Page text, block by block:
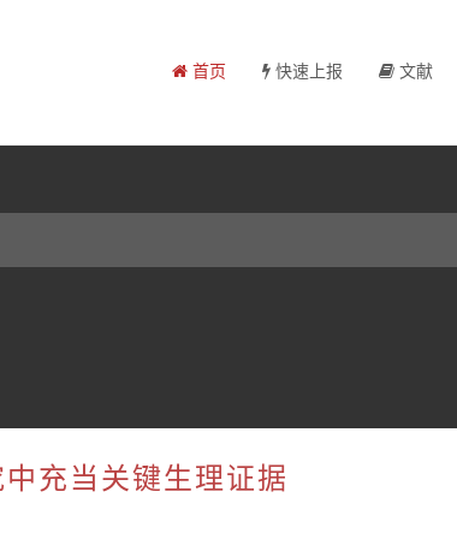
首页 快速上报 文献
充当关键生理证据